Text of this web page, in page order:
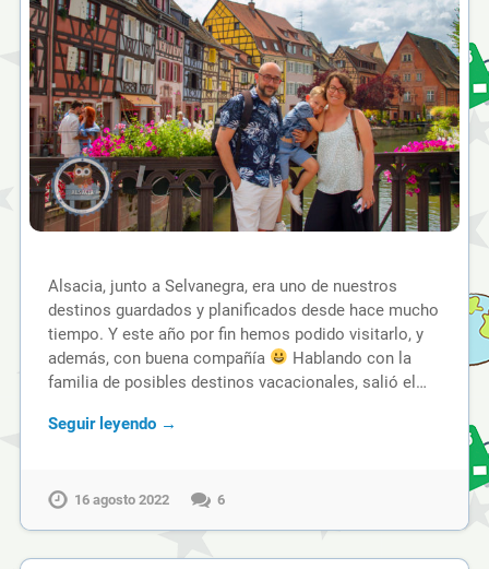
Alsacia, junto a Selvanegra, era uno de nuestros
destinos guardados y planificados desde hace mucho
tiempo. Y este año por fin hemos podido visitarlo, y
además, con buena compañía
Hablando con la
familia de posibles destinos vacacionales, salió el…
Seguir leyendo →
16 agosto 2022 6